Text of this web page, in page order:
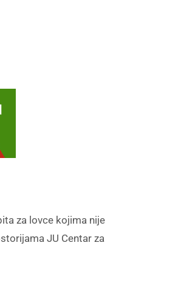
za lovce kojima nije
JU Centar za